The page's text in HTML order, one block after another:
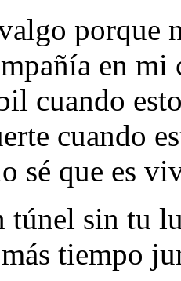
porque
en mi
cuando
cuando
sé que es
túnel sin tu
tiempo